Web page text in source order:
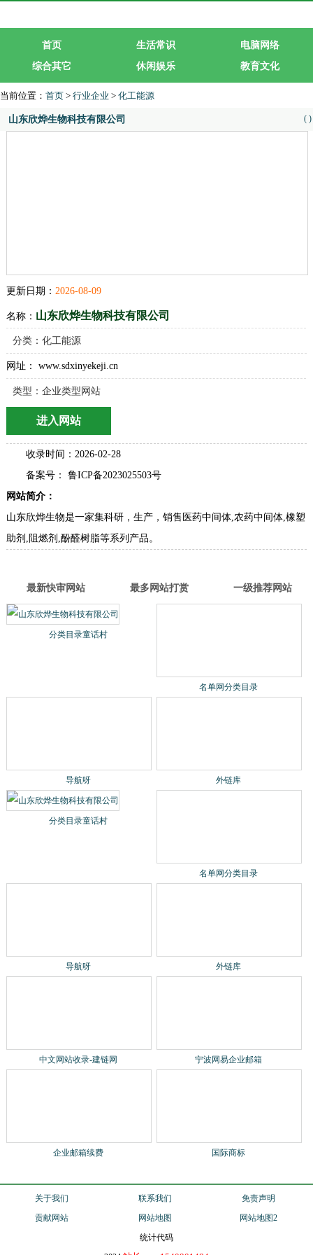
首页 生活常识
电脑网络
综合其它
休闲娱乐
教育文化
当前位置： 首页 > 行业企业 > 化工能源
山东欣烨生物科技有限公司 ( )
更新日期： 2026-08-09
名称： 山东欣烨生物科技有限公司
分类： 化工能源
网址： www.sdxinyekeji.cn
类型：企业类型网站
进入网站
收录时间：2026-02-28
备案号： 鲁ICP备2023025503号
网站简介：
山东欣烨生物是一家集科研，生产，销售医药中间体,农药中间体,橡塑
助剂,阻燃剂,酚醛树脂等系列产品。
最新快审网站 最多网站打赏 一级推荐网站
名单网分类目录
导航呀 外链库
名单网分类目录
导航呀 外链库
中文网站收录-建链网 宁波网易企业邮箱
企业邮箱续费 国际商标
关于我们 联系我们
免责声明
贡献网站
网站地图
网站地图2
统计代码